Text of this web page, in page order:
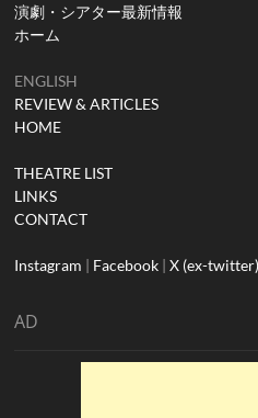
演劇・シアター最新情報
ホーム
ENGLISH
REVIEW & ARTICLES
HOME
THEATRE LIST
LINKS
CONTACT
Instagram | Facebook |X (ex-twitter)
AD